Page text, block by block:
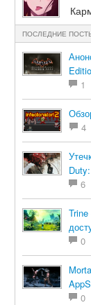
ПОСЛЕДНИЕ
1
4
6
0
0